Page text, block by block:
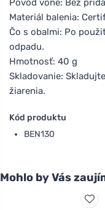
Materiál balenia:
Čo s obalmi: Po
odpadu.
Hmotnosť: 40 g
Skladovanie:
žiarenia.
Kód produktu
BEN130
Mohlo by Vás